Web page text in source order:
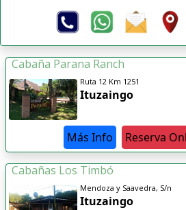
Cabaña Parana Ranch
Ruta 12 Km 1251
Ituzaingo
Más Info Reserva
Cabañas Los Timbó
Mendoza y Saavedra, S/n
Ituzaingo